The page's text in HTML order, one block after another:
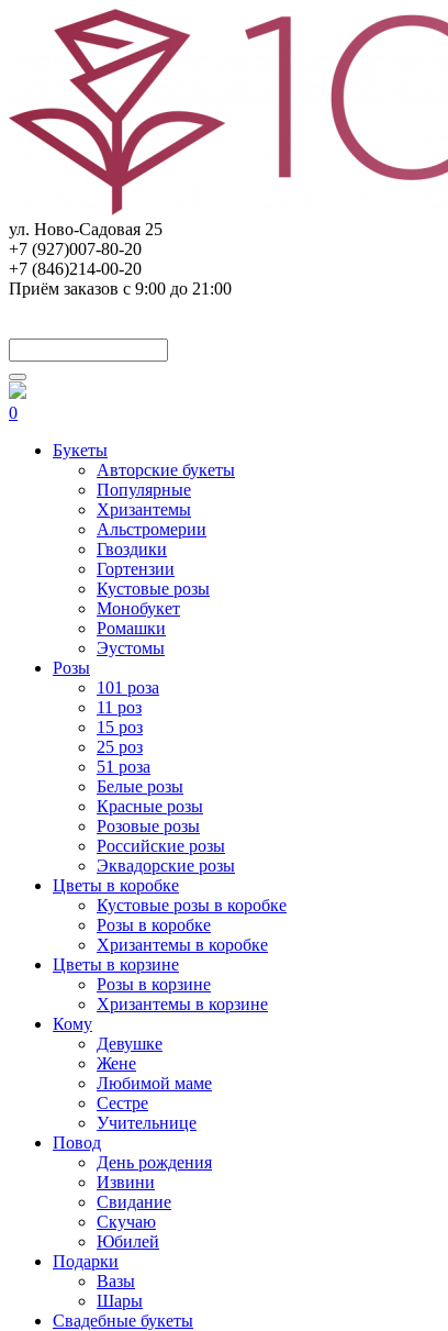
ул. Ново-Садовая 25
+7 (927)007-80-20
+7 (846)214-00-20
Приём заказов с 9:00 до 21:00
0
Букеты
Авторские букеты
Популярные
Хризантемы
Альстромерии
Гвоздики
Гортензии
Кустовые розы
Монобукет
Ромашки
Эустомы
Розы
101 роза
11 роз
15 роз
25 роз
51 роза
Белые розы
Красные розы
Розовые розы
Российские розы
Эквадорские розы
Цветы в коробке
Кустовые розы в коробке
Розы в коробке
Хризантемы в коробке
Цветы в корзине
Розы в корзине
Хризантемы в корзине
Кому
Девушке
Жене
Любимой маме
Сестре
Учительнице
Повод
День рождения
Извини
Свидание
Скучаю
Юбилей
Подарки
Вазы
Шары
Свадебные букеты